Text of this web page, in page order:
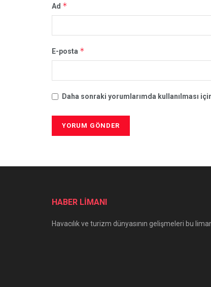
Ad *
E-posta *
Daha sonraki yorumlarımda kullanılması
HABER LİMANI
Havacılık ve turizm dünyasının gelişmeleri bu